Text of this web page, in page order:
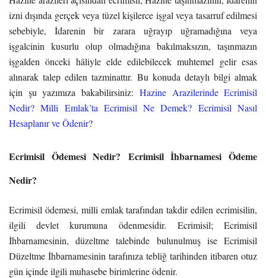
izni dışında gerçek veya tüzel kişilerce işgal veya tasarruf edilmesi
sebebiyle, İdarenin bir zarara uğrayıp uğramadığına veya
işgalcinin kusurlu olup olmadığına bakılmaksızın, taşınmazın
işgalden önceki hâliyle elde edilebilecek muhtemel gelir esas
alınarak talep edilen tazminattır. Bu konuda detaylı bilgi almak
için şu yazımıza bakabilirsiniz: Hazine Arazilerinde Ecrimisil
Nedir? Milli Emlak’ta Ecrimisil Ne Demek? Ecrimisil Nasıl
Hesaplanır ve Ödenir?
Ecrimisil Ödemesi Nedir? Ecrimisil İhbarnamesi Ödeme
Nedir?
Ecrimisil ödemesi, milli emlak tarafından takdir edilen ecrimisilin,
ilgili devlet kurumuna ödenmesidir. Ecrimisil; Ecrimisil
İhbarnamesinin, düzeltme talebinde bulunulmuş ise Ecrimisil
Düzeltme İhbarnamesinin tarafınıza tebliğ tarihinden itibaren otuz
gün içinde ilgili muhasebe birimlerine ödenir.